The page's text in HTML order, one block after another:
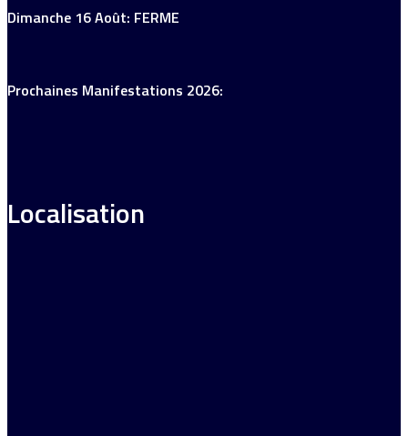
Dimanche 16 Août: FERME
Prochaines Manifestations 2026:
Localisation